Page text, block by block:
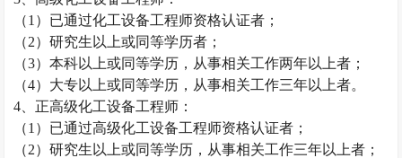
（1 ）已通过化工设备工程师资格认证者；
（2）研究生以上或同等学历者；
（3）本科以上或同等学历，从事相关工作两年以上者；
（4）大专以上或同等学历，从事相关工作三年以上者。
4 、正高级化工设备工程师：
（1 ）已通过高级化工设备工程师资格认证者；
（2）研究生以上或同等学历，从事相关工作三年以上者；